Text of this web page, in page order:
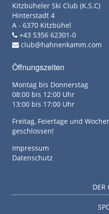
Kitzbüheler Ski Club (K.S.C)
Hinterstadt 4
A - 6370 Kitzbühel
+43 5356 62301-0
club@hahnenkamm.com
Öffnungszeiten
Montag bis Donnerstag
08:00 bis 12:00 Uhr
13:00 bis 17:00 Uhr
Freitag, Feiertage und
geschlossen!
Impressum
Datenschutz
DER